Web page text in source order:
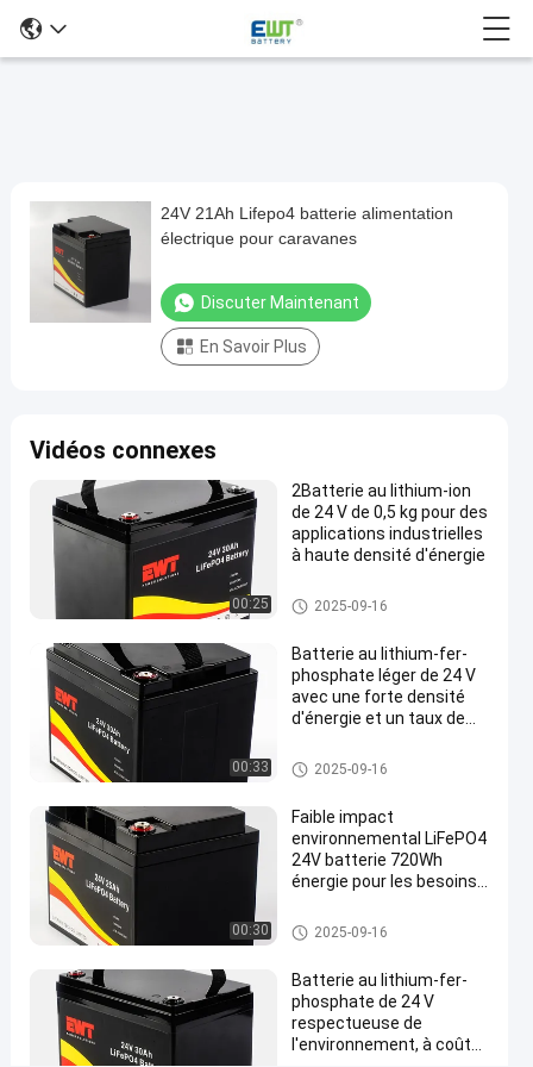
24V
21Ah
Lifepo4
batterie
alimentation
caravanes
batterie de
phosphate
de fer du
lithium 24v
2025-
09-16
394
points
de vue
Discuter
Maintenant
Partager
batterie
de
phosphate
de fer du
lithium
24v
#
batterie
au lithium-
ion
phosphate
#
Récupération
de la batterie
au lithium fer
phosphate
24V 21Ah Lifepo4 batterie alimentation
électrique pour caravanes
Discuter Maintenant
En Savoir Plus
Vidéos connexes
00:25
2Batterie au lithium-ion
de 24 V de 0,5 kg pour des
applications industrielles
à haute densité d'énergie
batterie de phosphate de fer du
lithium 24v
2025-09-16
00:33
Batterie au lithium-fer-
phosphate léger de 24 V
avec une forte densité
d'énergie et un taux de
batterie de phosphate de fer du
lithium 24v
2025-09-16
00:30
Faible impact
environnemental LiFePO4
24V batterie 720Wh
énergie pour les besoins
batterie de phosphate de fer du
lithium 24v
2025-09-16
Batterie au lithium-fer-
phosphate de 24 V
respectueuse de
l'environnement, à coût